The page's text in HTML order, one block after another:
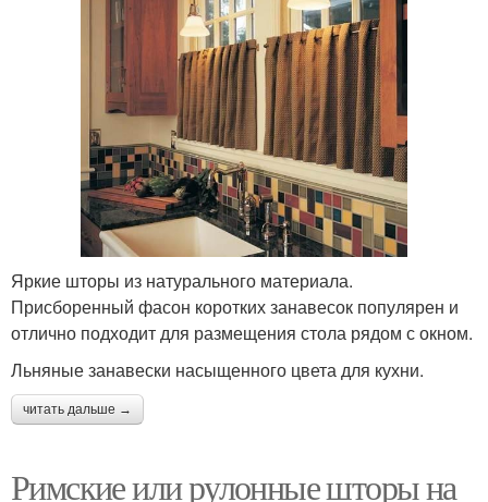
Яркие шторы из натурального материала.
Присборенный фасон коротких занавесок популярен и
отлично подходит для размещения стола рядом с окном.
Льняные занавески насыщенного цвета для кухни.
читать дальше →
Римские или рулонные шторы на